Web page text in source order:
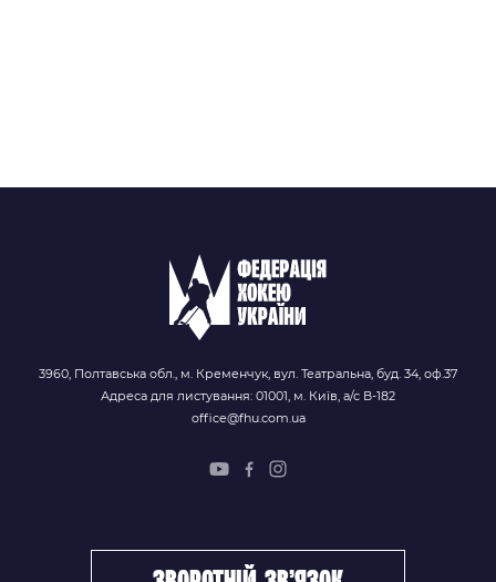
3960, Полтавська обл., м. Кременчук, вул. Театральна, буд. 34, оф.37
Адреса для листування: 01001, м. Київ, а/с В-182
office@fhu.com.ua